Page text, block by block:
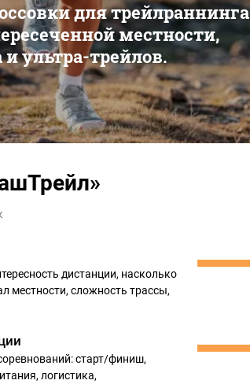
для трейлраннинга
местности,
ультра-трейлов.
дистанции, насколько
местности, сложность трассы,
старт/финиш,
логистика,